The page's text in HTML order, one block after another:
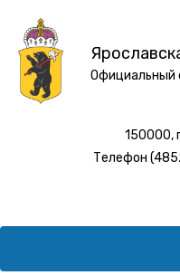
Официальный
150000,
Телефон